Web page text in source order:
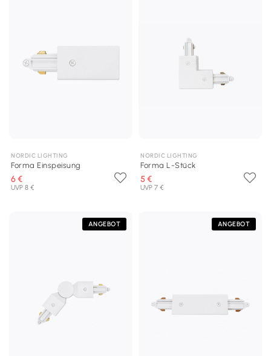
NORDIC LIGHTING
Forma Einspeisung
6 €
UVP 8 €
NORDIC LIGHTING
Forma L-Stück
5 €
UVP 7 €
ANGEBOT ANGEBOT